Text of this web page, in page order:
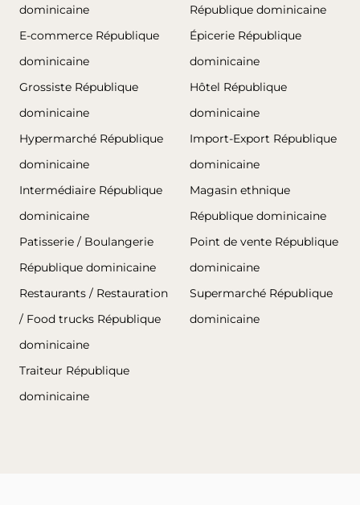
dominicaine
République dominicaine
E-commerce République
dominicaine
Épicerie République
dominicaine
Grossiste République
dominicaine
Hôtel République
dominicaine
Hypermarché République
dominicaine
Import-Export République
dominicaine
Intermédiaire République
dominicaine
Magasin ethnique
République dominicaine
Patisserie / Boulangerie
République dominicaine
Point de vente République
dominicaine
Restaurants / Restauration
/ Food trucks République
dominicaine
Supermarché République
dominicaine
Traiteur République
dominicaine